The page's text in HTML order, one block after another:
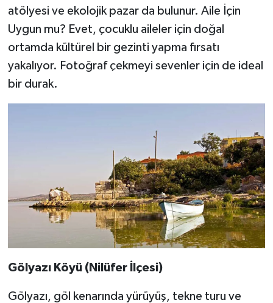
atölyesi ve ekolojik pazar da bulunur. Aile İçin
Uygun mu? Evet, çocuklu aileler için doğal
ortamda kültürel bir gezinti yapma fırsatı
yakalıyor. Fotoğraf çekmeyi sevenler için de ideal
bir durak.
Gölyazı Köyü (Nilüfer İlçesi)
Gölyazı, göl kenarında yürüyüş, tekne turu ve